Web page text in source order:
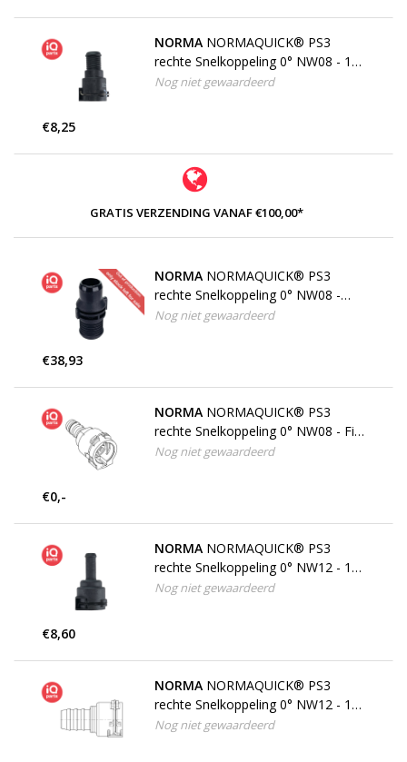
NORMA NORMAQUICK® PS3
rechte Snelkoppeling 0° NW08 - 14
mm
Nog niet gewaardeerd
€8,25
GRATIS VERZENDING VANAF €100,00*
NORMA NORMAQUICK® PS3
rechte Snelkoppeling 0° NW08 -
14,0 mm, Dubbele Tule
Nog niet gewaardeerd
€38,93
NORMA NORMAQUICK® PS3
rechte Snelkoppeling 0° NW08 - Fir-
Tree
Nog niet gewaardeerd
€0,-
NORMA NORMAQUICK® PS3
rechte Snelkoppeling 0° NW12 - 10
mm
Nog niet gewaardeerd
€8,60
NORMA NORMAQUICK® PS3
rechte Snelkoppeling 0° NW12 - 15
mm
Nog niet gewaardeerd